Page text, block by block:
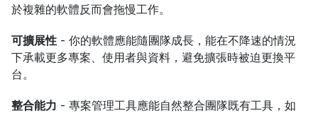
於複雜的軟體反而會拖慢工作。
可擴展性 - 你的軟體應能隨團隊成長，能在不降速的情況
下承載更多專案、使用者與資料，避免擴張時被迫更換平
台。
整合能力 - 專案管理工具應能自然整合團隊既有工具，如